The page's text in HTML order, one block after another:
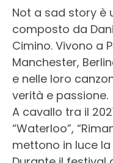
Not a sad story è
composto da
Cimino. Vivono a
Manchester,
e nelle loro
verità e passione.
A cavallo tra il
“Waterloo”,
mettono in luce